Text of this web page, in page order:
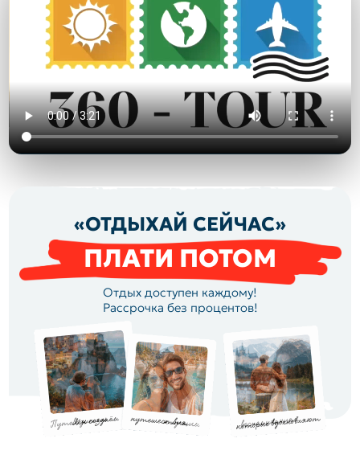
«ОТДЫХАЙ СЕЙЧАС»
ПЛАТИ ПОТОМ
Отдых доступен каждому!
Рассрочка без процентов!